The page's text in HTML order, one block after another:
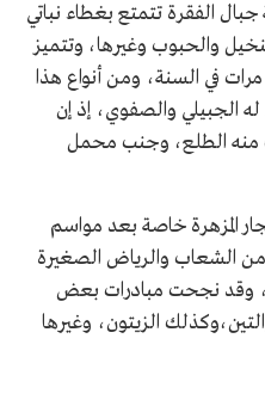
الفقرة تتمتع بغطاء نباتي
والحبوب وغيرها، وتتميز
في السنة، ومن أنواع هذا
الجبيلي والصفوي، إذ إن
منه الطلع، وجنب محمل
المزهرة خاصة بعد مواسم
من الشعاب والرياض الصغيرة
وقد نجحت مبادرات بعض
الزيتون، وغيرها